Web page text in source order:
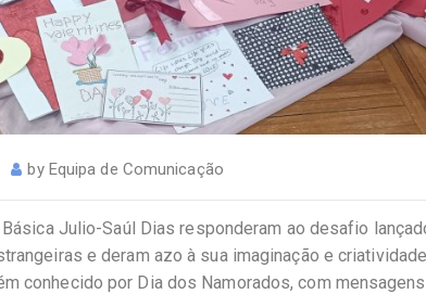
by Equipa de Comunicação
Julio-Saúl Dias responderam ao desafio
e deram azo à sua imaginação e
conhecido por Dia dos Namorados, com